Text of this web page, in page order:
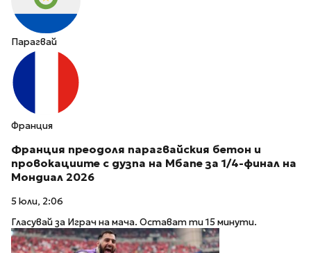
Парагвай
Франция
Франция преодоля парагвайския бетон и
провокациите с дузпа на Мбапе за 1/4-финал на
Мондиал 2026
5 юли, 2:06
Гласувай за Играч на мача. Остават ти 15 минути.